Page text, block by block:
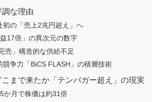
な理由
初の「売上2兆円超え」へ
17倍」の異次元の数字
売」構造的な供給不足
競争力「BiCS FLASH」の積層技術
まで来たか「テンバガー超え」の現実
か月で株価は約31倍